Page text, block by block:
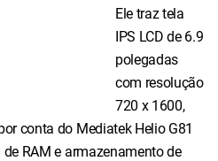
Ele traz tela
IPS LCD de 6.9
polegadas
com resolução
720 x 1600,
conta do Mediatek Helio G81
de RAM e armazenamento de